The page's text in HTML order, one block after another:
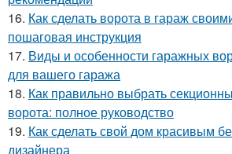
16. Как сделать ворота в гараж
пошаговая инструкция
17. Виды и особенности гаражных
для вашего гаража
18. Как правильно выбрать
ворота: полное руководство
19. Как сделать свой дом красивым
дизайнера